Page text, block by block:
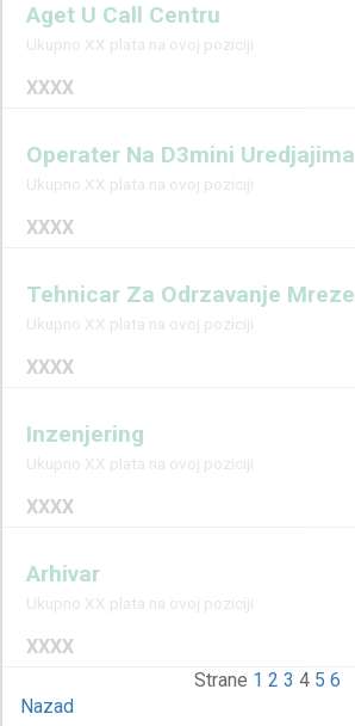
Aget U Call Centru
Ukupno XX plata na ovoj poziciji
XXXX
Operater Na D3mini Uredjajima
Ukupno XX plata na ovoj poziciji
XXXX
Tehnicar Za Odrzavanje Mreze
Ukupno XX plata na ovoj poziciji
XXXX
Inzenjering
Ukupno XX plata na ovoj poziciji
XXXX
Arhivar
Ukupno XX plata na ovoj poziciji
XXXX
Strane 1 2 3 4 5 6
Nazad